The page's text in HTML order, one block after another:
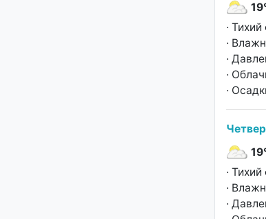
·
·
·
·
·
·
·
·